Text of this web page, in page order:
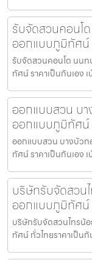
รับจัดสวนคอนโ
ออกแบบภูมิทัศ
รับจัดสวนคอนโด นน
ทัศน์ ราคาเป็นกันเอง
ออกแบบสวน บ
ออกแบบภูมิทัศ
ออกแบบสวน บางบัว
ทัศน์ ราคาเป็นกันเอง
บริษัทรับจัดสวน
ออกแบบภูมิทัศน์
บริษัทรับจัดสวนไทรน้
ทัศน์ ทั่วไทยราคาเป็น